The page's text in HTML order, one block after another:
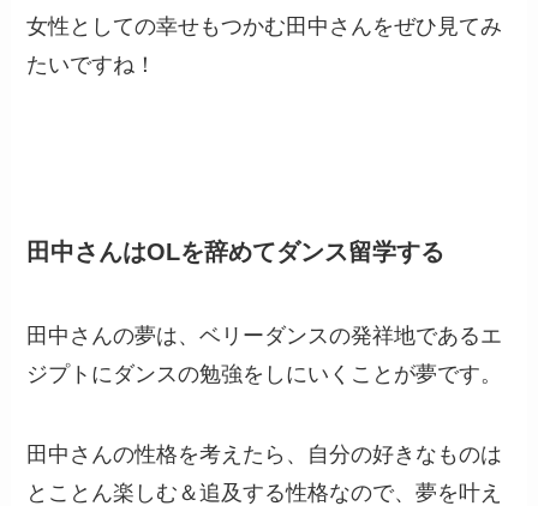
女性としての幸せもつかむ田中さんをぜひ見てみ
たいですね！
田中さんはOLを辞めてダンス留学する
田中さんの夢は、ベリーダンスの発祥地であるエ
ジプトにダンスの勉強をしにいくことが夢です。
田中さんの性格を考えたら、自分の好きなものは
とことん楽しむ＆追及する性格なので、夢を叶え